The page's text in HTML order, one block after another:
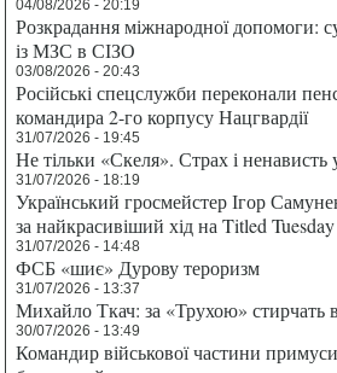
04/08/2026 - 20:19
Розкрадання міжнародної допомоги:
із МЗС в СІЗО
03/08/2026 - 20:43
Російські спецслужби переконали
командира 2-го корпусу Нацгвардії
31/07/2026 - 19:45
Не тільки «Скеля». Страх і
31/07/2026 - 18:19
Український гросмейстер Ігор
за найкрасивіший хід на Titled Tuesday
31/07/2026 - 14:48
ФСБ «шиє» Дурову тероризм
31/07/2026 - 13:37
Михайло Ткач: за «Трухою» стирчать
30/07/2026 - 13:49
Командир військової частини